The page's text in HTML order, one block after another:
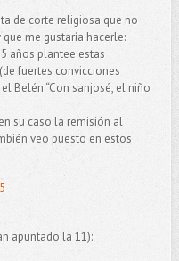
de corte religiosa que no
me gustaría hacerle:
años plantee estas
fuertes convicciones
Belén “Con sanjosé, el niño
su caso la remisión al
veo puesto en estos
apuntado la 11):